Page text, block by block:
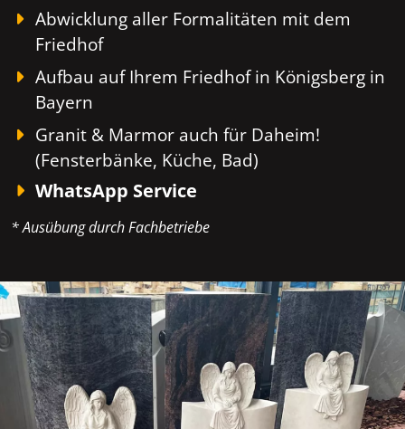
Abwicklung aller Formalitäten mit dem
Friedhof
Aufbau auf Ihrem Friedhof in Königsberg in
Bayern
Granit & Marmor auch für Daheim!
(Fensterbänke, Küche, Bad)
WhatsApp Service
* Ausübung durch Fachbetriebe